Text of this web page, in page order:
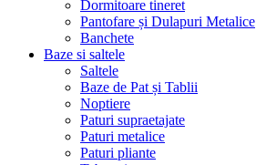
Dormitoare tineret
Pantofare și Dulapuri Metalice
Banchete
Baze si saltele
Saltele
Baze de Pat și Tablii
Noptiere
Paturi supraetajate
Paturi metalice
Paturi pliante